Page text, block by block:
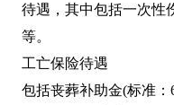
待遇，其中包括一次性
等。
工亡保险待遇
包括丧葬补助金(标准